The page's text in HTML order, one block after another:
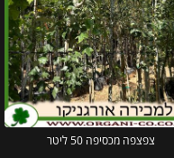
צפצפה מכסיפה 50 ליטר